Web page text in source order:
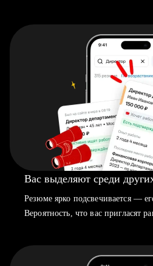
Вас выделяют среди
Резюме ярко подсвечивается —
Вероятность, что вас пригласят